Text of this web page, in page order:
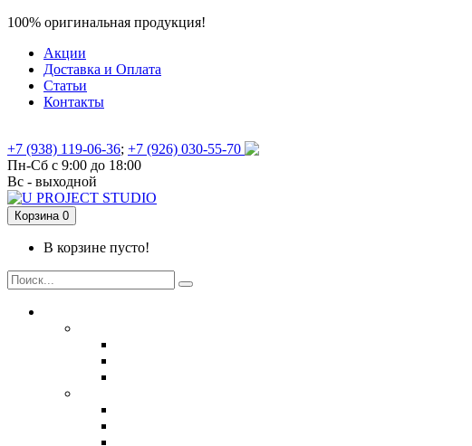
100% оригинальная продукция!
Акции
Доставка и Оплата
Статьи
Контакты
+7 (938) 119-06-36; +7 (926) 030-55-70
Пн-Сб с 9:00 до 18:00
Вс - выходной
Корзина 0
В корзине пусто!